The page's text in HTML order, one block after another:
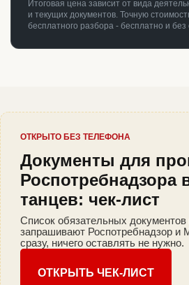
Итоговая цена зависит от вида
и текущих документов. Точную
бесплатного разбора - бесплатно и без
ОТКРЫТО БЕЗ ТЕЛЕФОНА
Документы для
Роспотребнадзора
танцев: чек-лист
Список обязательных документов
запрашивают Роспотребнадзор и
сразу, ничего оставлять не нужно.
ОТКРЫТЬ ЧЕК-ЛИСТ